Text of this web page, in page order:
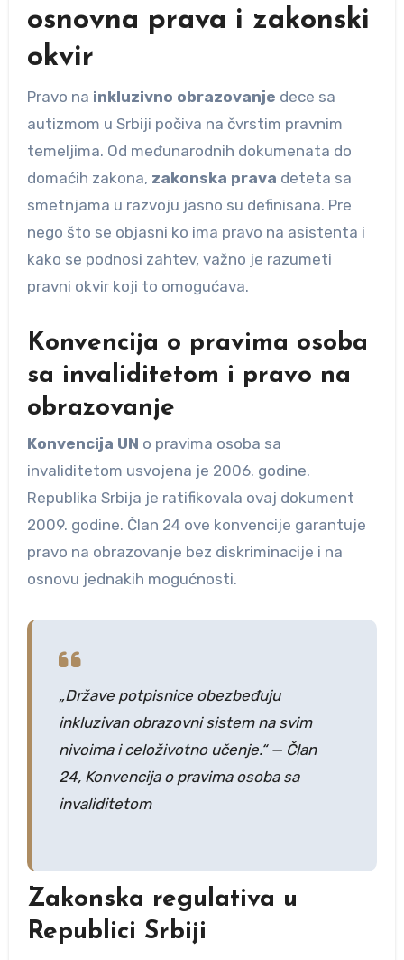
osnovna prava i zakonski
okvir
Pravo na inkluzivno obrazovanje dece sa
autizmom u Srbiji počiva na čvrstim pravnim
temeljima. Od međunarodnih dokumenata do
domaćih zakona, zakonska prava deteta sa
smetnjama u razvoju jasno su definisana. Pre
nego što se objasni ko ima pravo na asistenta i
kako se podnosi zahtev, važno je razumeti
pravni okvir koji to omogućava.
Konvencija o pravima osoba
sa invaliditetom i pravo na
obrazovanje
Konvencija UN o pravima osoba sa
invaliditetom usvojena je 2006. godine.
Republika Srbija je ratifikovala ovaj dokument
2009. godine. Član 24 ove konvencije garantuje
pravo na obrazovanje bez diskriminacije i na
osnovu jednakih mogućnosti.
„Države potpisnice obezbeđuju
inkluzivan obrazovni sistem na svim
nivoima i celoživotno učenje.“ — Član
24, Konvencija o pravima osoba sa
invaliditetom
Zakonska regulativa u
Republici Srbiji